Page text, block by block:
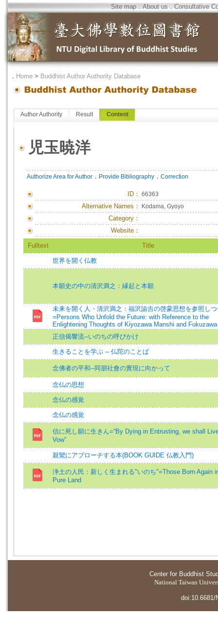
Site map．About us．Consultative
． Home > Buddhist Author Authority Database
Author Authority Result Content
児玉暁洋
Authorize Area for Author ． Provide Bibliography ． Correction
ID ： 66363
Alternative Names： Kodama, Gyoyo
Category：
Website：
Fulltext Title
世界を開く仏教
本願史の中の清沢満之：縁起と本願
未来を開く人・清沢満之：福沢諭吉の啓蒙思想を参照し
=Persons Who Unfold the Future: with Reference to the
Enlightening Thoughts of Kiyozawa Manshi and
正信偈響流--いのちの呼びかけ
生きることを学ぶ -- 仏陀のことば
念佛者の平和--同朋社會の實現に向かって
念仏の思想
念仏の感覚
念仏の感覚
信に死し願に生きん=“By Dying in Entrusting, we shall
Vow”
親鸞にアプローチする本(BOOK GUIDE 仏教入門)
浄土の人民：新しく生まれる"いのち"=Those Born Again
Pure Land
Center for Buddhist
National Taiwan
doi:10.6681/